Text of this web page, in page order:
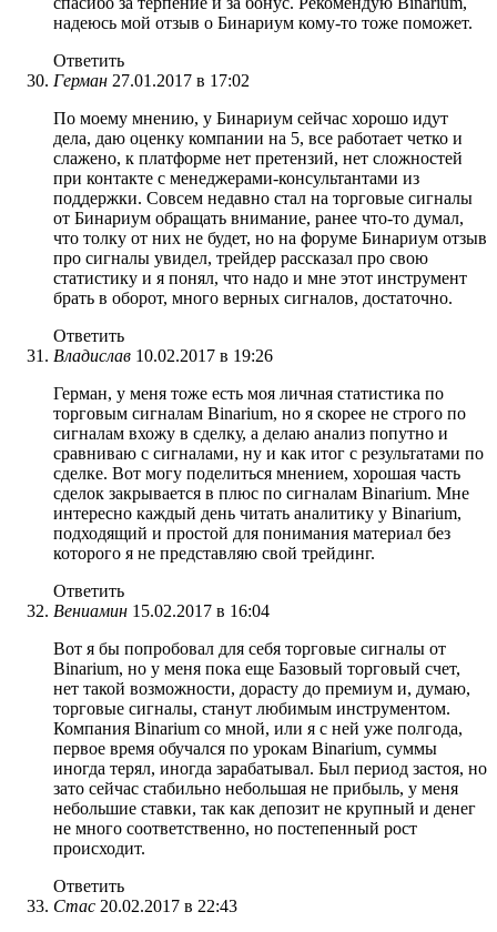
надеюсь мой отзыв о Бинариум кому-то тоже поможет.
Ответить
Герман 27.01.2017 в 17:02
По моему мнению, у Бинариум сейчас хорошо идут
дела, даю оценку компании на 5, все работает четко и
слажено, к платформе нет претензий, нет сложностей
при контакте с менеджерами-консультантами из
поддержки. Совсем недавно стал на торговые сигналы
от Бинариум обращать внимание, ранее что-то думал,
что толку от них не будет, но на форуме Бинариум отзыв
про сигналы увидел, трейдер рассказал про свою
статистику и я понял, что надо и мне этот инструмент
брать в оборот, много верных сигналов, достаточно.
Ответить
Владислав 10.02.2017 в 19:26
Герман, у меня тоже есть моя личная статистика по
торговым сигналам Binarium, но я скорее не строго по
сигналам вхожу в сделку, а делаю анализ попутно и
сравниваю с сигналами, ну и как итог с результатами по
сделке. Вот могу поделиться мнением, хорошая часть
сделок закрывается в плюс по сигналам Binarium. Мне
интересно каждый день читать аналитику у Binarium,
подходящий и простой для понимания материал без
которого я не представляю свой трейдинг.
Ответить
Вениамин 15.02.2017 в 16:04
Вот я бы попробовал для себя торговые сигналы от
Binarium, но у меня пока еще Базовый торговый счет,
нет такой возможности, дорасту до премиум и, думаю,
торговые сигналы, станут любимым инструментом.
Компания Binarium со мной, или я с ней уже полгода,
первое время обучался по урокам Binarium, суммы
иногда терял, иногда зарабатывал. Был период застоя, но
зато сейчас стабильно небольшая не прибыль, у меня
небольшие ставки, так как депозит не крупный и денег
не много соответственно, но постепенный рост
происходит.
Ответить
Стас 20.02.2017 в 22:43